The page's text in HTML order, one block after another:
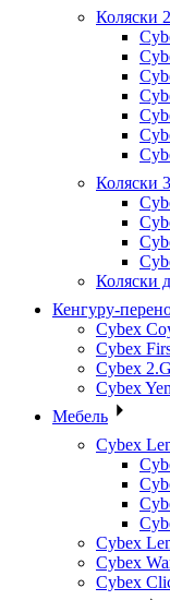
Коляски
Коляски
Коляски
Кенгуру-
Cybex
Cybex
Cybex
Cybex
Мебель
Cybex
Cybex
Cybex
Cybex